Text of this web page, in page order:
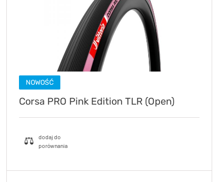
NOWOŚĆ
Corsa PRO Pink Edition TLR (Open)